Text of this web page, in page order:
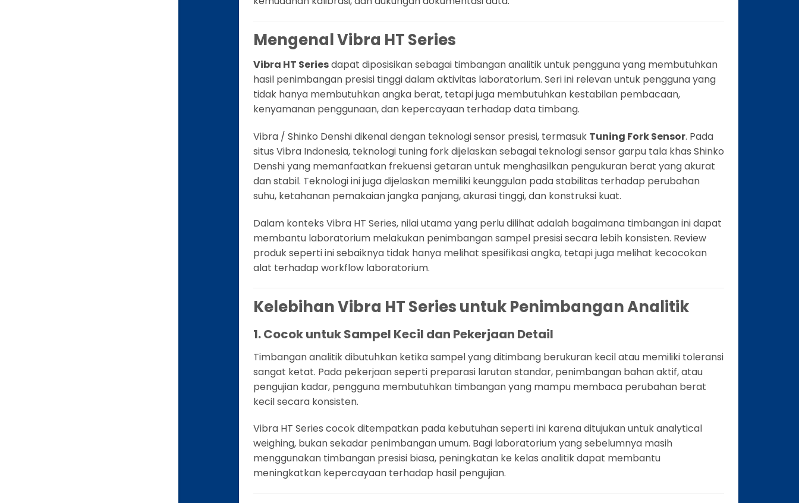
Mengenal Vibra HT Series
Vibra HT Seriesdapat diposisikan sebagai timbangan analitik untuk pengguna yang membutuhkan
hasil penimbangan presisi tinggi dalam aktivitas laboratorium. Seri ini relevan untuk pengguna yang
tidak hanya membutuhkan angka berat, tetapi juga membutuhkan kestabilan pembacaan,
kenyamanan penggunaan, dan kepercayaan terhadap data timbang.
Vibra / Shinko Denshi dikenal dengan teknologi sensor presisi, termasuk Tuning Fork Sensor. Pada
situs Vibra Indonesia, teknologi tuning fork dijelaskan sebagai teknologi sensor garpu tala khas Shinko
Denshi yang memanfaatkan frekuensi getaran untuk menghasilkan pengukuran berat yang akurat
dan stabil. Teknologi ini juga dijelaskan memiliki keunggulan pada stabilitas terhadap perubahan
suhu, ketahanan pemakaian jangka panjang, akurasi tinggi, dan konstruksi kuat.
Dalam konteks Vibra HT Series, nilai utama yang perlu dilihat adalah bagaimana timbangan ini dapat
membantu laboratorium melakukan penimbangan sampel presisi secara lebih konsisten. Review
produk seperti ini sebaiknya tidak hanya melihat spesifikasi angka, tetapi juga melihat kecocokan
alat terhadap workflow laboratorium.
Kelebihan Vibra HT Series untuk Penimbangan Analitik
1. Cocok untuk Sampel Kecil dan Pekerjaan Detail
Timbangan analitik dibutuhkan ketika sampel yang ditimbang berukuran kecil atau memiliki toleransi
sangat ketat. Pada pekerjaan seperti preparasi larutan standar, penimbangan bahan aktif, atau
pengujian kadar, pengguna membutuhkan timbangan yang mampu membaca perubahan berat
kecil secara konsisten.
Vibra HT Series cocok ditempatkan pada kebutuhan seperti ini karena ditujukan untuk analytical
weighing, bukan sekadar penimbangan umum. Bagi laboratorium yang sebelumnya masih
menggunakan timbangan presisi biasa, peningkatan ke kelas analitik dapat membantu
meningkatkan kepercayaan terhadap hasil pengujian.